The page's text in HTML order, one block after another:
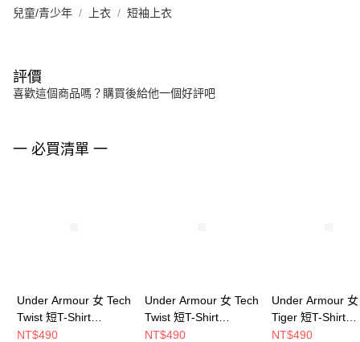
兒童/青少年 上衣 短袖上衣
評價
喜歡這個商品嗎？購買後給他一個好評吧
一 必買清單 一
Under Armour 女 Tech
Twist 短T-Shirt
1384230-383
NT$490
Under Armour 女 Tech
Twist 短T-Shirt
1384230-465
NT$490
Under Armour
Tiger 短T-Shirt
1384222-686
NT$490